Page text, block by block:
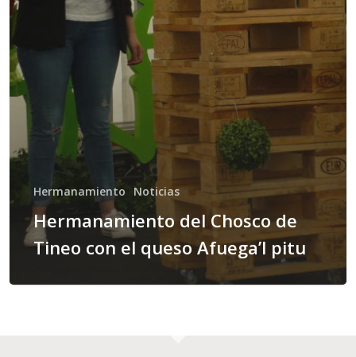
Hermanamiento Noticias
Hermanamiento del Chosco de
Tineo con el queso Afuega’l pitu